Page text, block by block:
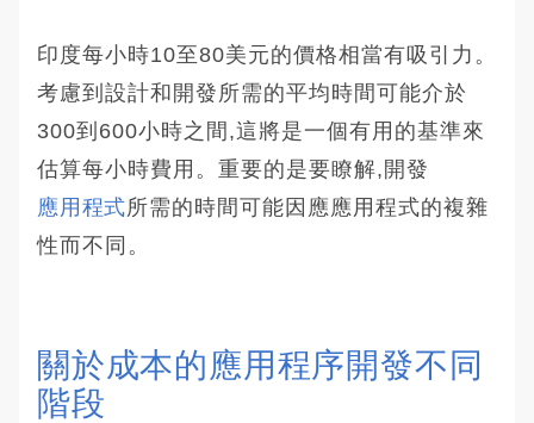
印度每小時10至80美元的價格相當有吸引力。
考慮到設計和開發所需的平均時間可能介於
300到600小時之間,這將是一個有用的基準來
估算每小時費用。重要的是要瞭解,開發
應用程式所需的時間可能因應應用程式的複雜
性而不同。
關於成本的應用程序開發不同
階段